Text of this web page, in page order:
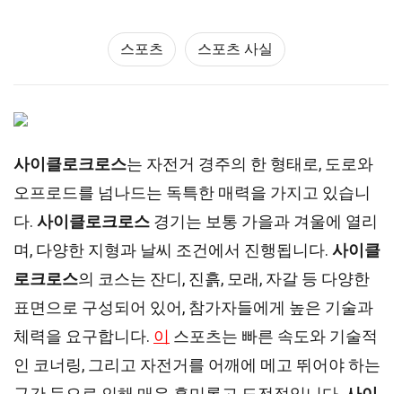
스포츠 스포츠 사실
사이클로크로스는 자전거 경주의 한 형태로, 도로와
오프로드를 넘나드는 독특한 매력을 가지고 있습니
다. 사이클로크로스 경기는 보통 가을과 겨울에 열리
며, 다양한 지형과 날씨 조건에서 진행됩니다. 사이클
로크로스의 코스는 잔디, 진흙, 모래, 자갈 등 다양한
표면으로 구성되어 있어, 참가자들에게 높은 기술과
체력을 요구합니다. 이 스포츠는 빠른 속도와 기술적
인 코너링, 그리고 자전거를 어깨에 메고 뛰어야 하는